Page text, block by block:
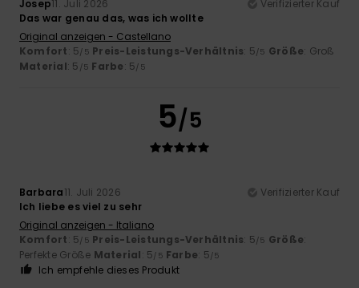
Josep11. Juli 2026
Verifizierter Kauf
Das war genau das, was ich wollte
Original anzeigen - Castellano
Komfort: 5/5 Preis-Leistungs-Verhältnis: 5/5 Größe: Groß
Material: 5 /5 Farbe: 5/5
5/5
Barbara11. Juli 2026
Verifizierter Kauf
Ich liebe es viel zu sehr
Original anzeigen - Italiano
Komfort: 5/5 Preis-Leistungs-Verhältnis: 5/5 Größe:
Perfekte Größe Material: 5/5 Farbe: 5/5
Ich empfehle dieses Produkt